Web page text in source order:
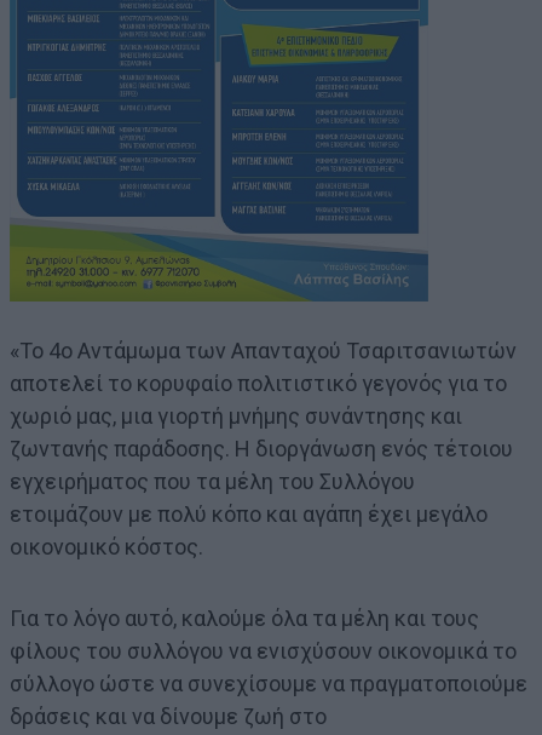
«Το 4ο Αντάμωμα των Απανταχού Τσαριτσανιωτών
αποτελεί το κορυφαίο πολιτιστικό γεγονός για το
χωριό μας, μια γιορτή μνήμης συνάντησης και
ζωντανής παράδοσης. Η διοργάνωση ενός τέτοιου
εγχειρήματος που τα μέλη του Συλλόγου
ετοιμάζουν με πολύ κόπο και αγάπη έχει μεγάλο
οικονομικό κόστος.
Για το λόγο αυτό, καλούμε όλα τα μέλη και τους
φίλους του συλλόγου να ενισχύσουν οικονομικά το
σύλλογο ώστε να συνεχίσουμε να πραγματοποιούμε
δράσεις και να δίνουμε ζωή στο